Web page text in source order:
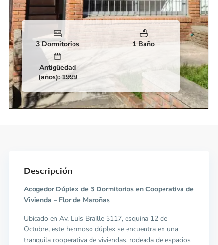
3 Dormitorios 1 Baño
Antigüedad
(años): 1999
Descripción
Acogedor Dúplex de 3 Dormitorios en Cooperativa de
Vivienda – Flor de Maroñas
Ubicado en Av. Luis Braille 3117, esquina 12 de
Octubre, este hermoso dúplex se encuentra en una
tranquila cooperativa de viviendas, rodeada de espacios